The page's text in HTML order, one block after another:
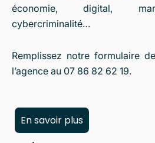
économie, digital,
cybercriminalité…
Remplissez notre formulaire
l’agence au 07 86 82 62 19.
En savoir plus